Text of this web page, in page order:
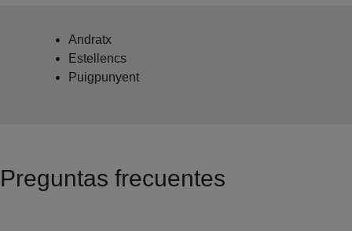
Andratx
Estellencs
Puigpunyent
Preguntas frecuentes